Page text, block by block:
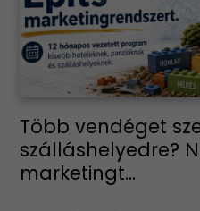
Több vendéget
szálláshelyedre?
marketingt...